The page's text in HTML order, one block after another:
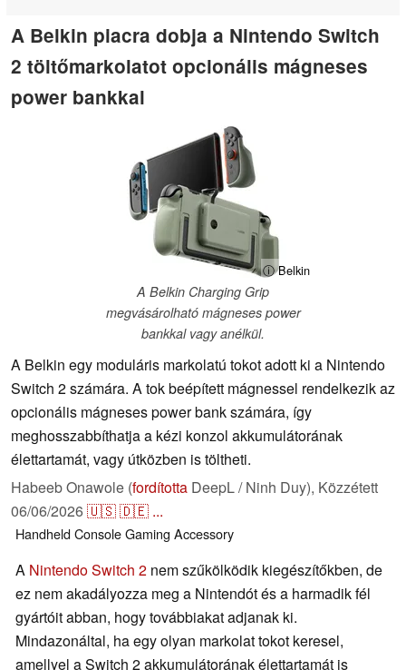
A Belkin piacra dobja a Nintendo Switch
2 töltőmarkolatot opcionális mágneses
power bankkal
ⓘ Belkin
A Belkin Charging Grip
megvásárolható mágneses power
bankkal vagy anélkül.
A Belkin egy moduláris markolatú tokot adott ki a Nintendo
Switch 2 számára. A tok beépített mágnessel rendelkezik az
opcionális mágneses power bank számára, így
meghosszabbíthatja a kézi konzol akkumulátorának
élettartamát, vagy útközben is töltheti.
Habeeb Onawole (fordította DeepL / Ninh Duy), Közzétett
06/06/2026🇺🇸🇩🇪 ...
HandheldConsoleGaming Accessory
A Nintendo Switch 2 nem szűkölködik kiegészítőkben, de
ez nem akadályozza meg a Nintendót és a harmadik fél
gyártóit abban, hogy továbbiakat adjanak ki.
Mindazonáltal, ha egy olyan markolat tokot keresel,
amellyel a Switch 2 akkumulátorának élettartamát is